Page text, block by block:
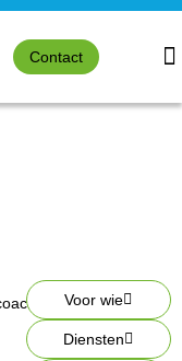
Contact
Voor wie
Diensten